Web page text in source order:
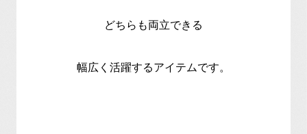
どちらも両立できる
幅広く活躍するアイテムです。